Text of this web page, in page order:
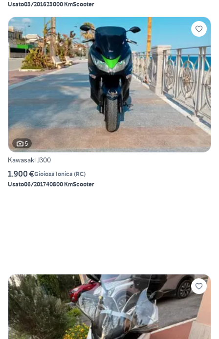
Usato03/201623000 KmScooter
5
Kawasaki J300
1.900 €Gioiosa Ionica (RC)
Usato06/201740800 KmScooter